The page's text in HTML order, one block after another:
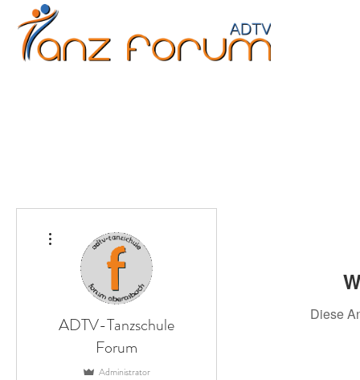
Diese
ADTV-Tanzschule
Forum
Administrator